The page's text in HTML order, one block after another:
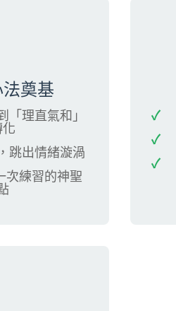
奠基
「理直氣和」
跳出情緒漩渦
練習的神聖